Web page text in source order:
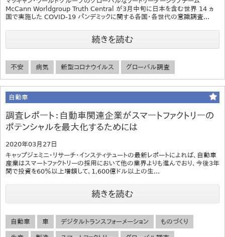
McCann Worldgroup Truth Central が3月中旬に日本を含む世界 14 ヵ
国で実施した COVID-19 パンデミックに関する各国・各世代の意識調査...
続きを読む
不安 病気 新型コロナウイルス グローバル調査
自動車
調査レポート：自動車関連企業がスマートファクトリーの
ポテンシャルを最大化するためには
2020年03月27日
キャップジェミニ・リサーチ・インスティテュートの最新レポートによれば、自動車
産業はスマートファクトリーの採用において他の業界よりも進んでおり、今後3年
間で投資を60％以上増額して、1,600億ドル以上の生...
続きを読む
自動車 車 デジタルトランスフォーメーション ものづくり